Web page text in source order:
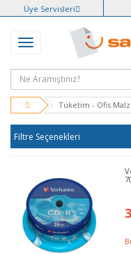
Üye Servisleri
Tüketim - Ofis
Filtre Seçenekleri